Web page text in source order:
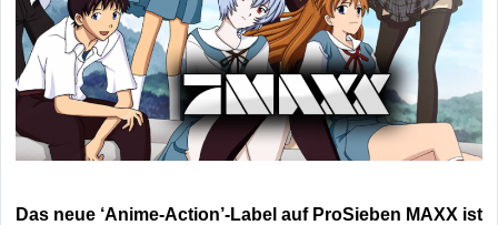
Das neue ‘Anime-Action’-Label auf ProSieben MAXX ist